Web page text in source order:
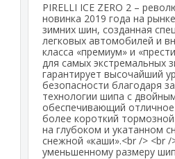
PIRELLI ICE ZERO 2 –
новинка 2019 года на
зимних шин, созданная
легковых автомобилей и
класса «премиум» и
для самых экстремальных
гарантирует высочайший
безопасности благодаря
технологии шипа с
обеспечивающий отличное
более короткий
на глубоком и укатанном
снежной «каши».<br /> <br /
уменьшенному размеру